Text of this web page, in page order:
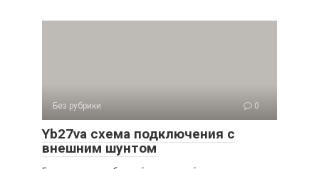
Без рубрики 0
Yb27va схема подключения с
внешним шунтом